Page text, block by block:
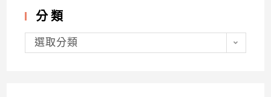
分類
分
類選取分類